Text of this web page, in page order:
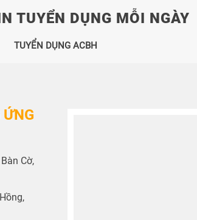
TUYỂN DỤNG MỖI NGÀY
TUYỂN DỤNG ACBH
Cờ,